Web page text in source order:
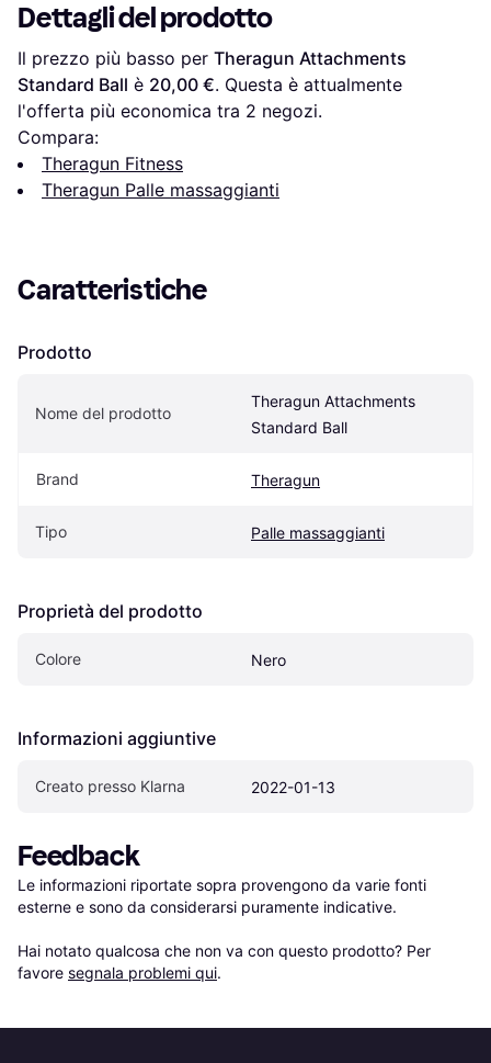
Dettagli del prodotto
Il prezzo più basso per Theragun Attachments
Standard Ball è 20,00 €. Questa è attualmente
l'offerta più economica tra 2 negozi.
Compara:
Theragun Fitness
Theragun Palle massaggianti
Caratteristiche
Prodotto
Nome del prodotto
Theragun Attachments
Standard Ball
Brand Theragun
Tipo Palle massaggianti
Proprietà del prodotto
Colore Nero
Informazioni aggiuntive
Creato presso Klarna 2022-01-13
Feedback
Le informazioni riportate sopra provengono da varie fonti
esterne e sono da considerarsi puramente indicative.
Hai notato qualcosa che non va con questo prodotto? Per
favore segnala problemi qui.